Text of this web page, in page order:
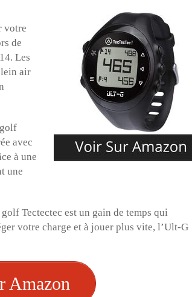
votre
de
Les
air
avec
à une
une
Tectectec est un gain de temps qui
votre charge et à jouer plus vite, l’Ult-G
Amazon